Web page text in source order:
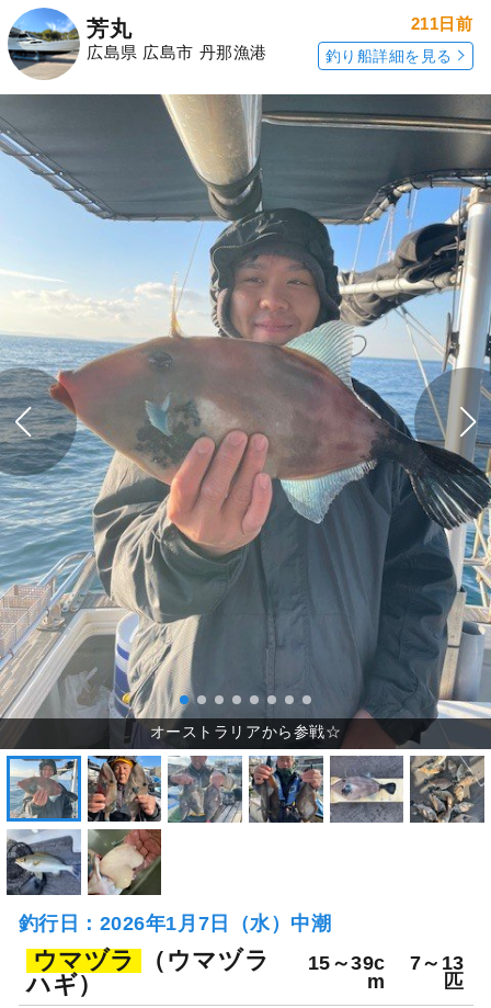
芳丸
広島県 広島市 丹那漁港
211日前
釣り船詳細を見る
釣行日：2026年1月7日（水）中潮
ウマヅラ
（ウマヅラ
ハギ）
15～39c
m
7～13
匹